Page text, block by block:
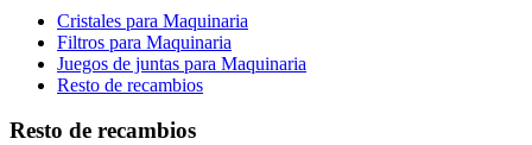
Cristales para Maquinaria
Filtros para Maquinaria
Juegos de juntas para Maquinaria
Resto de recambios
Resto de recambios